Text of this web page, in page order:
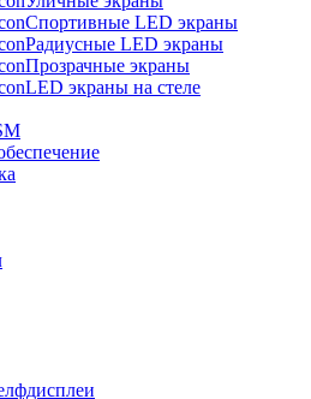
Спортивные LED экраны
Радиусные LED экраны
Прозрачные экраны
LED экраны на стеле